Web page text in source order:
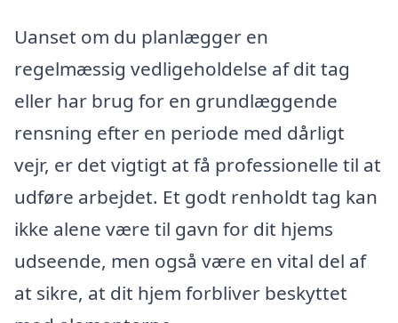
Uanset om du planlægger en
regelmæssig vedligeholdelse af dit tag
eller har brug for en grundlæggende
rensning efter en periode med dårligt
vejr, er det vigtigt at få professionelle til at
udføre arbejdet. Et godt renholdt tag kan
ikke alene være til gavn for dit hjems
udseende, men også være en vital del af
at sikre, at dit hjem forbliver beskyttet